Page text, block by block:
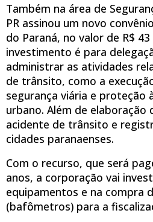
Também na área de
PR assinou um novo
do Paraná, no valor de R$
investimento é para
administrar as atividades
de trânsito, como a
segurança viária e proteção
urbano. Além de elaboração
acidente de trânsito e
cidades paranaenses.
Com o recurso, que será
anos, a corporação vai
equipamentos e na compra
(bafômetros) para a